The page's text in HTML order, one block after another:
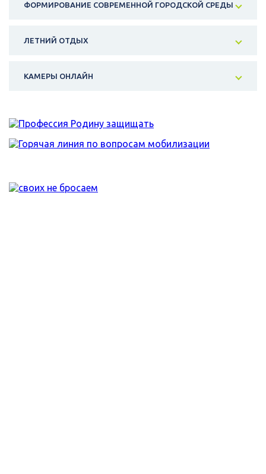
ФОРМИРОВАНИЕ СОВРЕМЕННОЙ ГОРОДСКОЙ СРЕДЫ
ЛЕТНИЙ ОТДЫХ
КАМЕРЫ ОНЛАЙН